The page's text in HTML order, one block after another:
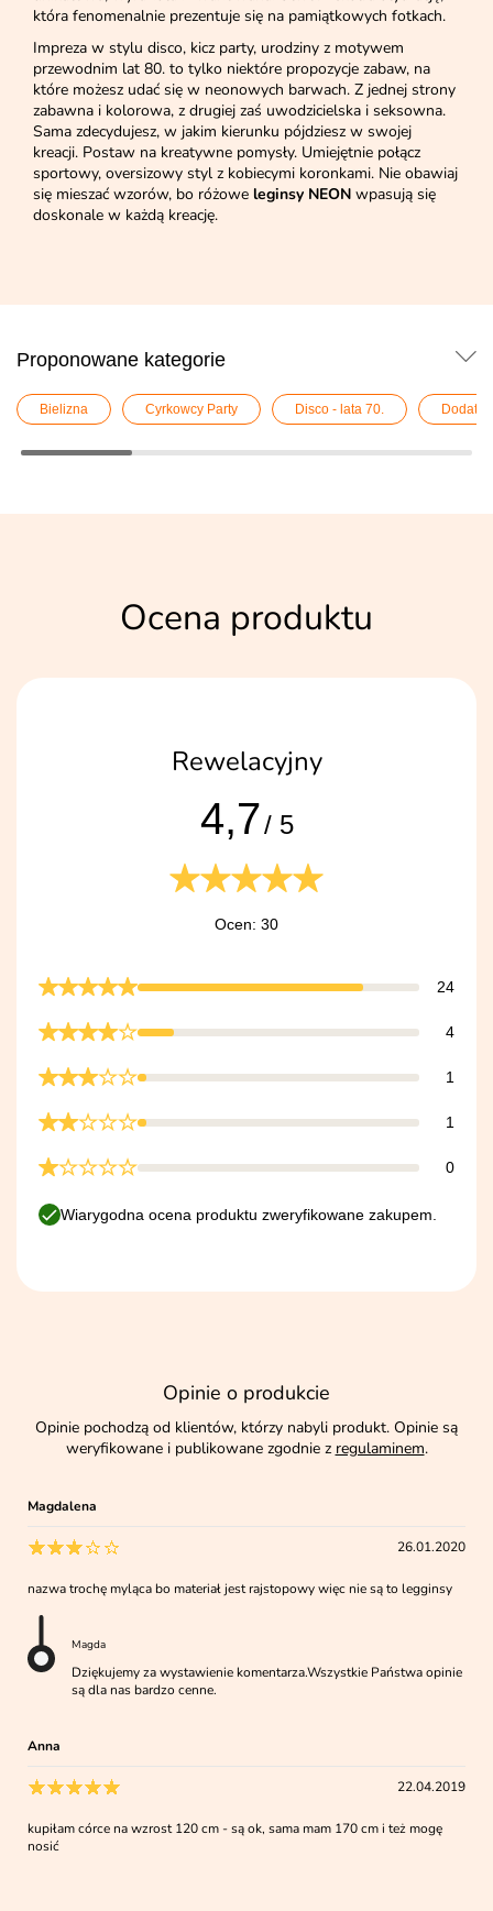
która fenomenalnie prezentuje się na pamiątkowych fotkach.
Impreza w stylu disco, kicz party, urodziny z motywem
przewodnim lat 80. to tylko niektóre propozycje zabaw, na
które możesz udać się w neonowych barwach. Z jednej strony
zabawna i kolorowa, z drugiej zaś uwodzicielska i seksowna.
Sama zdecydujesz, w jakim kierunku pójdziesz w swojej
kreacji. Postaw na kreatywne pomysły. Umiejętnie połącz
sportowy, oversizowy styl z kobiecymi koronkami. Nie obawiaj
się mieszać wzorów, bo różowe leginsy NEON wpasują się
doskonale w każdą kreację.
Proponowane kategorie
Bielizna Cyrkowcy Party Disco - lata 70. Dodatki
Ocena produktu
Rewelacyjny
4,7/ 5
Ocen: 30
24
4
1
1
0
Wiarygodna ocena produktu zweryfikowane zakupem.
Opinie o produkcie
Opinie pochodzą od klientów, którzy nabyli produkt. Opinie są
weryfikowane i publikowane zgodnie z regulaminem.
Magdalena
26.01.2020
nazwa trochę myląca bo materiał jest rajstopowy więc nie są to legginsy
Magda
Dziękujemy za wystawienie komentarza.Wszystkie Państwa opinie
są dla nas bardzo cenne.
Anna
22.04.2019
kupiłam córce na wzrost 120 cm - są ok, sama mam 170 cm i też mogę
nosić